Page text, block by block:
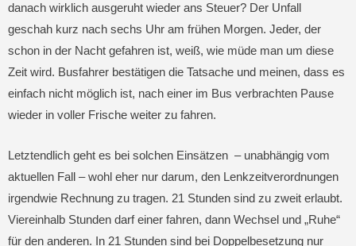
danach wirklich ausgeruht wieder ans Steuer? Der Unfall
geschah kurz nach sechs Uhr am frühen Morgen. Jeder, der
schon in der Nacht gefahren ist, weiß, wie müde man um diese
Zeit wird. Busfahrer bestätigen die Tatsache und meinen, dass es
einfach nicht möglich ist, nach einer im Bus verbrachten Pause
wieder in voller Frische weiter zu fahren.
Letztendlich geht es bei solchen Einsätzen – unabhängig vom
aktuellen Fall – wohl eher nur darum, den Lenkzeitverordnungen
irgendwie Rechnung zu tragen. 21 Stunden sind zu zweit erlaubt.
Viereinhalb Stunden darf einer fahren, dann Wechsel und „Ruhe“
für den anderen. In 21 Stunden sind bei Doppelbesetzung nur